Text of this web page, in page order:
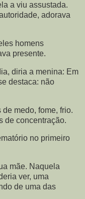
a viu assustada.
adorava
homens
presente.
diria a menina: Em
destaca: não
medo, fome, frio.
de concentração.
no primeiro
mãe. Naquela
ver, uma
de uma das